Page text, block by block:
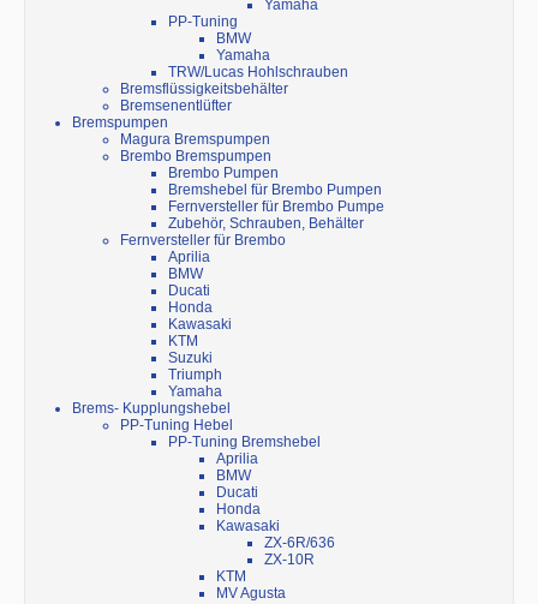
Yamaha
PP-Tuning
BMW
Yamaha
TRW/Lucas Hohlschrauben
Bremsflüssigkeitsbehälter
Bremsenentlüfter
Bremspumpen
Magura Bremspumpen
Brembo Bremspumpen
Brembo Pumpen
Bremshebel für Brembo Pumpen
Fernversteller für Brembo Pumpe
Zubehör, Schrauben, Behälter
Fernversteller für Brembo
Aprilia
BMW
Ducati
Honda
Kawasaki
KTM
Suzuki
Triumph
Yamaha
Brems- Kupplungshebel
PP-Tuning Hebel
PP-Tuning Bremshebel
Aprilia
BMW
Ducati
Honda
Kawasaki
ZX-6R/636
ZX-10R
KTM
MV Agusta